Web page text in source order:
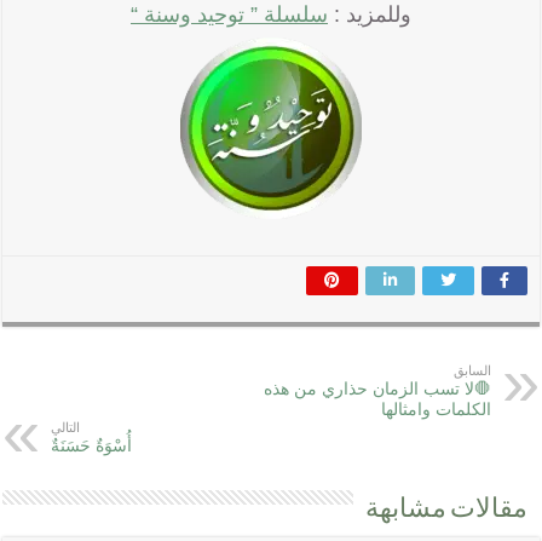
وللمزيد : سلسلة ” توحيد وسنة “
السابق
🛑لا تسب الزمان حذاري من هذه
الكلمات وامثالها
التالي
أُسْوَةٌ حَسَنَةٌ
مقالات مشابهة